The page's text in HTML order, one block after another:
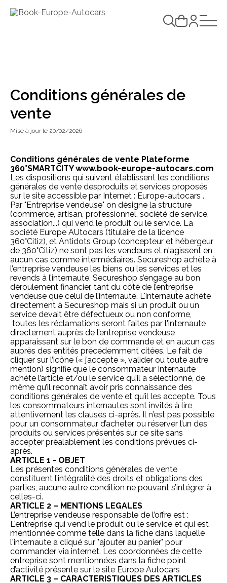
Conditions générales de
vente
Mise à jour le 20/02/2026
Conditions générales de vente Plateforme
360°SMARTCITY www.book-europe-autocars.com
Les dispositions qui suivent établissent les conditions
générales de vente desproduits et services proposés
sur le site accessible par Internet : Europe-autocars .
Par "Entreprise vendeuse" on désigne la structure
(commerce, artisan, professionnel, société de service,
association...) qui vend le produit ou le service. La
société Europe AUtocars (titulaire de la licence
360°Citiz), et Antidots Group (concepteur et hébergeur
de 360°Citiz) ne sont pas les vendeurs et n'agissent en
aucun cas comme intermédiaires. Secureshop achète à
l’entreprise vendeuse les biens ou les services et les
revends à l’internaute. Secureshop s’engage au bon
déroulement financier, tant du côté de l’entreprise
vendeuse que celui de l’internaute. L'internaute achète
directement à Secureshop mais si un produit ou un
service devait être défectueux ou non conforme,
toutes les réclamations seront faites par l'internaute
directement auprès de l’entreprise vendeuse
apparaissant sur le bon de commande et en aucun cas
auprès des entités précédemment citées. Le fait de
cliquer sur l’icône (« j’accepte », valider ou toute autre
mention) signifie que le consommateur Internaute
achète l’article et/ou le service qu’il a sélectionné, de
même qu’il reconnaît avoir pris connaissance des
conditions générales de vente et qu’il les accepte. Tous
les consommateurs internautes sont invités à lire
attentivement les clauses ci-après. Il n’est pas possible
pour un consommateur d’acheter ou réserver l’un des
produits ou services présentés sur ce site sans
accepter préalablement les conditions prévues ci-
après.
ARTICLE 1 - OBJET
Les présentes conditions générales de vente
constituent l’intégralité des droits et obligations des
parties, aucune autre condition ne pouvant s’intégrer à
celles-ci.
ARTICLE 2 – MENTIONS LEGALES
L’entreprise vendeuse responsable de l’offre est :
L'entreprise qui vend le produit ou le service et qui est
mentionnée comme telle dans la fiche dans laquelle
l'internaute a cliqué sur "ajouter au panier" pour
commander via internet. Les coordonnées de cette
entreprise sont mentionnées dans la fiche point
d’activité présente sur le site Europe Autocars
ARTICLE 3 – CARACTERISTIQUES DES ARTICLES